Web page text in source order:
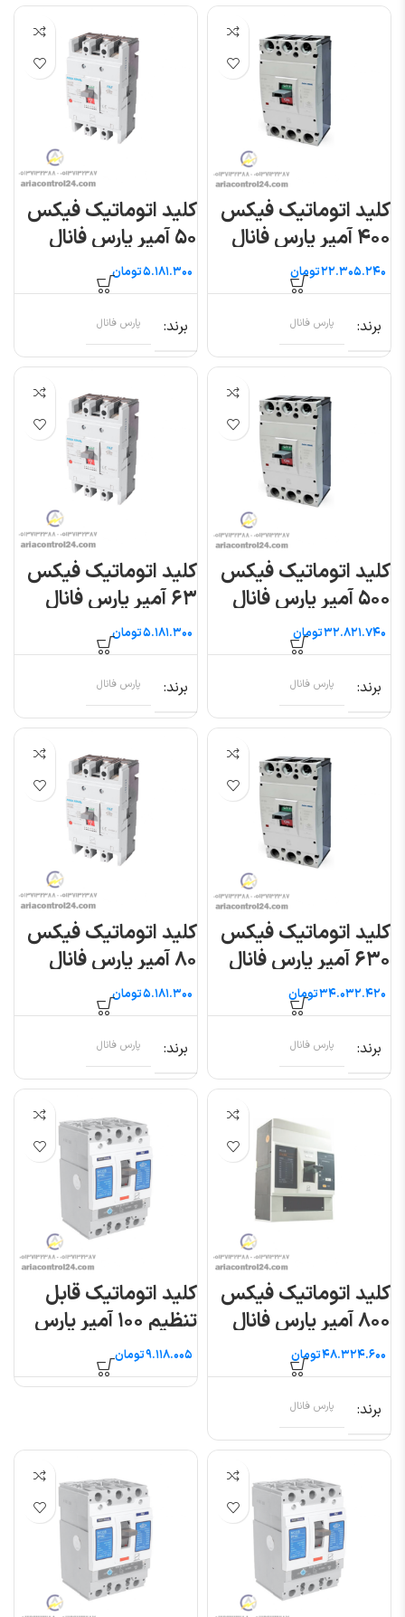
کلید اتوماتیک فیکس
۴۰۰ آمپر پارس فانال
تومان
برند پارس فانال
کلید اتوماتیک فیکس
۵۰ آمپر پارس فانال
تومان
برند پارس فانال
کلید اتوماتیک فیکس
۵۰۰ آمپر پارس فانال
تومان
برند پارس فانال
کلید اتوماتیک فیکس
۶۳ آمپر پارس فانال
تومان
برند پارس فانال
کلید اتوماتیک فیکس
۶۳۰ آمپر پارس فانال
تومان
برند پارس فانال
کلید اتوماتیک فیکس
۸۰ آمپر پارس فانال
تومان
برند پارس فانال
کلید اتوماتیک فیکس
۸۰۰ آمپر پارس فانال
تومان
برند پارس فانال
کلید اتوماتیک قابل
تنظیم ۱۰۰ آمپر پارس
فانال
تومان